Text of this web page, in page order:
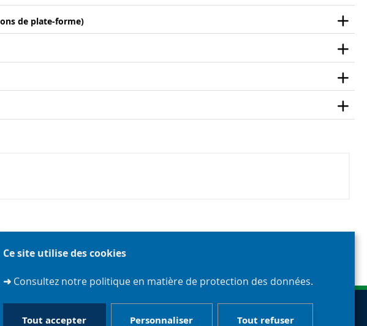
Ce site utilise des cookies
➜ Consultez notre politique en matière de protection des données.
Tout accepter Tout refuser
Personnaliser
de plate-forme)